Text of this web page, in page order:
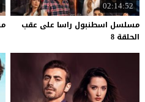
02:14:52
مسلسل اسطنبول راسا على عقب
الحلقة 8